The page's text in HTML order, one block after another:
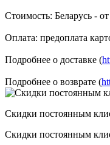
Стоимость: Беларусь -
Оплата: предоплата
Подробнее о доставке (
Подробнее о возврате (
Скидки постоянным
Скидки постоянным